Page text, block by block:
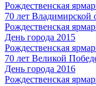
Рождественская
70 лет Владимирской
Рождественская
День города 2015
Рождественская
70 лет Великой
День города 2016
Рождественская